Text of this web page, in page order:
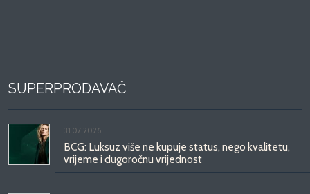
SUPERPRODAVAČ
31.07.2026.
BCG: Luksuz više ne kupuje status, nego kvalitetu,
vrijeme i dugoročnu vrijednost